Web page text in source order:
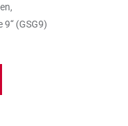
(GSG9)